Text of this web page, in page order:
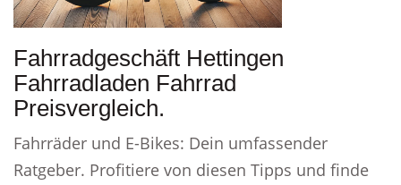
Fahrradgeschäft Hettingen
Fahrradladen Fahrrad
Preisvergleich.
Fahrräder und E-Bikes: Dein umfassender
Ratgeber. Profitiere von diesen Tipps und finde